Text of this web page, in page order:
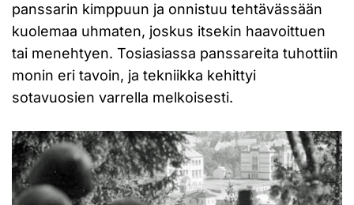
panssarin kimppuun ja onnistuu tehtävässään
kuolemaa uhmaten, joskus itsekin haavoittuen
tai menehtyen. Tosiasiassa panssareita tuhottiin
monin eri tavoin, ja tekniikka kehittyi
sotavuosien varrella melkoisesti.